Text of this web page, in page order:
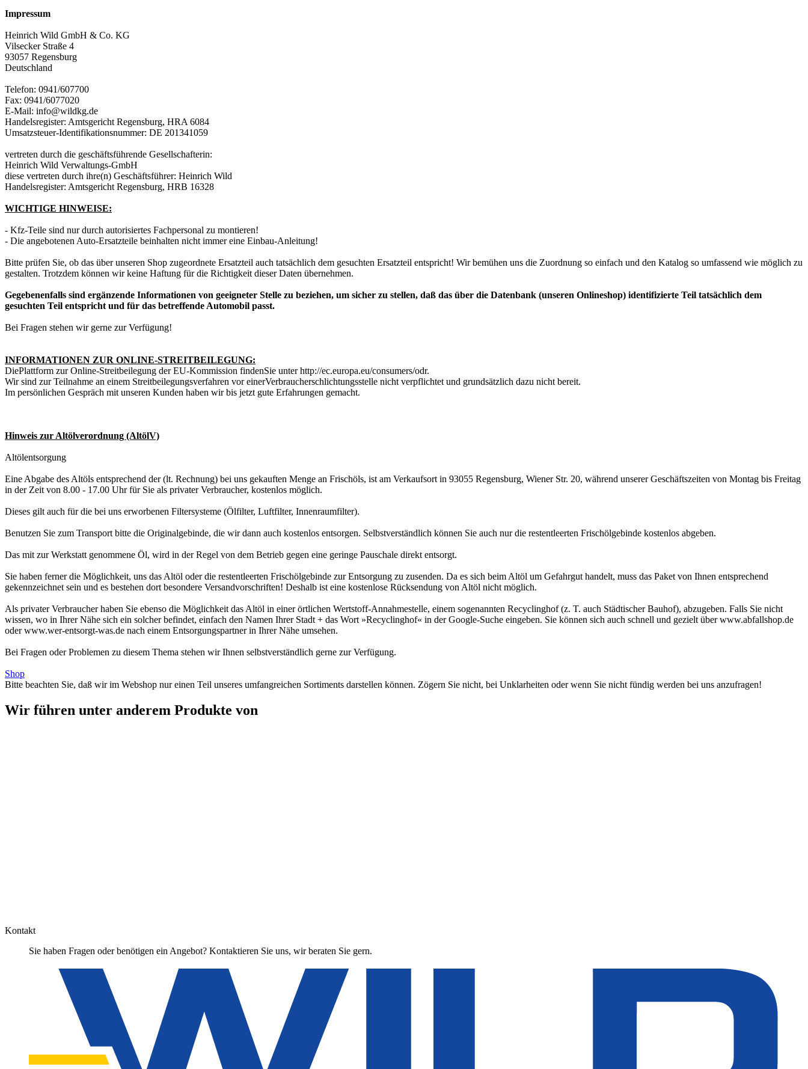
Impressum
Heinrich Wild GmbH & Co. KG
Vilsecker Straße 4
93057 Regensburg
Deutschland
Telefon: 0941/607700
Fax: 0941/6077020
E-Mail: info@wildkg.de
Handelsregister: Amtsgericht Regensburg, HRA 6084
Umsatzsteuer-Identifikationsnummer: DE 201341059
vertreten durch die geschäftsführende Gesellschafterin:
Heinrich Wild Verwaltungs-GmbH
diese vertreten durch ihre(n) Geschäftsführer: Heinrich Wild
Handelsregister: Amtsgericht Regensburg, HRB 16328
WICHTIGE HINWEISE:
- Kfz-Teile sind nur durch autorisiertes Fachpersonal zu montieren!
- Die angebotenen Auto-Ersatzteile beinhalten nicht immer eine Einbau-Anleitung!
Bitte prüfen Sie, ob das über unseren Shop zugeordnete Ersatzteil auch tatsächlich dem gesuchten Ersatzteil entspricht! Wir bemühen uns die Zuordnung so einfach und den Katalog so umfassend wie möglich zu
gestalten. Trotzdem können wir keine Haftung für die Richtigkeit dieser Daten übernehmen.
Gegebenenfalls sind ergänzende Informationen von geeigneter Stelle zu beziehen, um sicher zu stellen, daß das über die Datenbank (unseren Onlineshop) identifizierte Teil tatsächlich dem
gesuchten Teil entspricht und für das betreffende Automobil passt.
Bei Fragen stehen wir gerne zur Verfügung!
INFORMATIONEN ZUR ONLINE-STREITBEILEGUNG:
DiePlattform zur Online-Streitbeilegung der EU-Kommission findenSie unter http://ec.europa.eu/consumers/odr.
Wir sind zur Teilnahme an einem Streitbeilegungsverfahren vor einerVerbraucherschlichtungsstelle nicht verpflichtet und grundsätzlich dazu nicht bereit.
Im persönlichen Gespräch mit unseren Kunden haben wir bis jetzt gute Erfahrungen gemacht.
Hinweis zur Altölverordnung (AltölV)
Altölentsorgung
Eine Abgabe des Altöls entsprechend der (lt. Rechnung) bei uns gekauften Menge an Frischöls, ist am Verkaufsort in 93055 Regensburg, Wiener Str. 20, während unserer Geschäftszeiten von Montag bis Freitag
in der Zeit von 8.00 - 17.00 Uhr für Sie als privater Verbraucher, kostenlos möglich.
Dieses gilt auch für die bei uns erworbenen Filtersysteme (Ölfilter, Luftfilter, Innenraumfilter).
Benutzen Sie zum Transport bitte die Originalgebinde, die wir dann auch kostenlos entsorgen. Selbstverständlich können Sie auch nur die restentleerten Frischölgebinde kostenlos abgeben.
Das mit zur Werkstatt genommene Öl, wird in der Regel von dem Betrieb gegen eine geringe Pauschale direkt entsorgt.
Sie haben ferner die Möglichkeit, uns das Altöl oder die restentleerten Frischölgebinde zur Entsorgung zu zusenden. Da es sich beim Altöl um Gefahrgut handelt, muss das Paket von Ihnen entsprechend
gekennzeichnet sein und es bestehen dort besondere Versandvorschriften! Deshalb ist eine kostenlose Rücksendung von Altöl nicht möglich.
Als privater Verbraucher haben Sie ebenso die Möglichkeit das Altöl in einer örtlichen Wertstoff-Annahmestelle, einem sogenannten Recyclinghof (z. T. auch Städtischer Bauhof), abzugeben. Falls Sie nicht
wissen, wo in Ihrer Nähe sich ein solcher befindet, einfach den Namen Ihrer Stadt + das Wort »Recyclinghof« in der Google-Suche eingeben. Sie können sich auch schnell und gezielt über www.abfallshop.de
oder www.wer-entsorgt-was.de nach einem Entsorgungspartner in Ihrer Nähe umsehen.
Bei Fragen oder Problemen zu diesem Thema stehen wir Ihnen selbstverständlich gerne zur Verfügung.
Shop
Bitte beachten Sie, daß wir im Webshop nur einen Teil unseres umfangreichen Sortiments darstellen können. Zögern Sie nicht, bei Unklarheiten oder wenn Sie nicht fündig werden bei uns anzufragen!
Wir führen unter anderem Produkte von
Kontakt
Sie haben Fragen oder benötigen ein Angebot? Kontaktieren Sie uns, wir beraten Sie gern.